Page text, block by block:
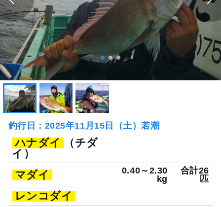
釣行日：2025年11月15日（土）若潮
ハナダイ
（チダ
イ）
マダイ
0.40～2.30
kg
合計26
匹
レンコダイ